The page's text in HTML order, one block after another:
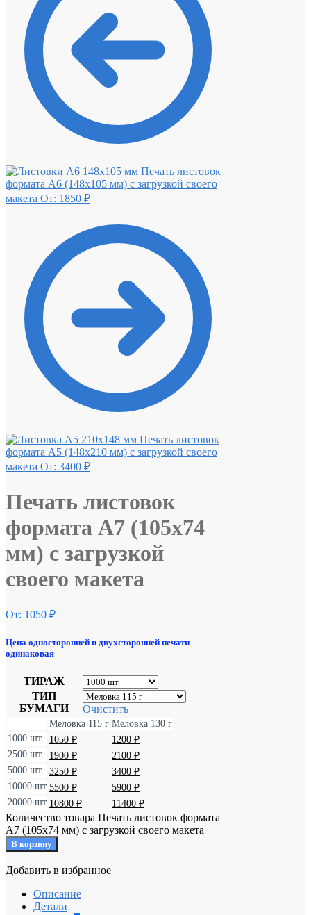
Печать листовок
формата А6 (148х105 мм) с загрузкой своего
макета От: 1850 ₽
Печать листовок
формата А5 (148х210 мм) с загрузкой своего
макета От: 3400 ₽
Печать листовок
формата А7 (105х74
мм) с загрузкой
своего макета
От: 1050 ₽
Цена односторонней и двухсторонней печати
одинаковая
ТИРАЖ
ТИП
БУМАГИ
Очистить
Меловка 115 г Меловка 130 г
1000 шт
1050 ₽ 1200 ₽
2500 шт
1900 ₽ 2100 ₽
5000 шт
3250 ₽ 3400 ₽
10000 шт 5500 ₽ 5900 ₽
20000 шт 10800 ₽ 11400 ₽
Количество товара Печать листовок формата
А7 (105х74 мм) с загрузкой своего макета
В корзину
Добавить в избранное
Описание
Детали